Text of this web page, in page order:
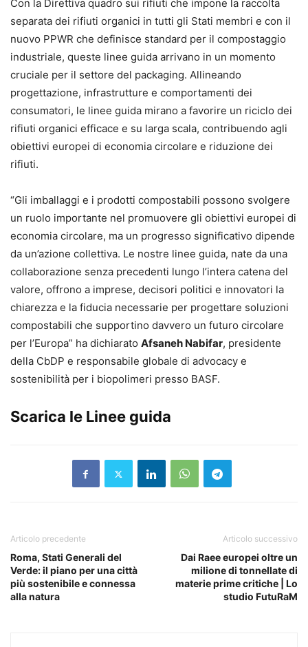
Con la Direttiva quadro sui rifiuti che impone la raccolta
separata dei rifiuti organici in tutti gli Stati membri e con il
nuovo PPWR che definisce standard per il compostaggio
industriale, queste linee guida arrivano in un momento
cruciale per il settore del packaging. Allineando
progettazione, infrastrutture e comportamenti dei
consumatori, le linee guida mirano a favorire un riciclo dei
rifiuti organici efficace e su larga scala, contribuendo agli
obiettivi europei di economia circolare e riduzione dei
rifiuti.
“Gli imballaggi e i prodotti compostabili possono svolgere
un ruolo importante nel promuovere gli obiettivi europei di
economia circolare, ma un progresso significativo dipende
da un’azione collettiva. Le nostre linee guida, nate da una
collaborazione senza precedenti lungo l’intera catena del
valore, offrono a imprese, decisori politici e innovatori la
chiarezza e la fiducia necessarie per progettare soluzioni
compostabili che supportino davvero un futuro circolare
per l’Europa” ha dichiarato Afsaneh Nabifar, presidente
della CbDP e responsabile globale di advocacy e
sostenibilità per i biopolimeri presso BASF.
Scarica le Linee guida
Articolo precedente
Roma, Stati Generali del
Verde: il piano per una città
più sostenibile e connessa
alla natura
Articolo successivo
Dai Raee europei oltre un
milione di tonnellate di
materie prime critiche | Lo
studio FutuRaM